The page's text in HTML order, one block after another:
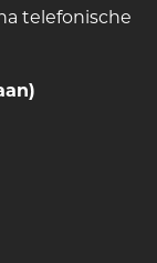
telefonische